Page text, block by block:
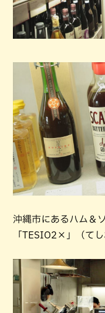
沖縄市にあるハム＆
「TESIO2×」（てし